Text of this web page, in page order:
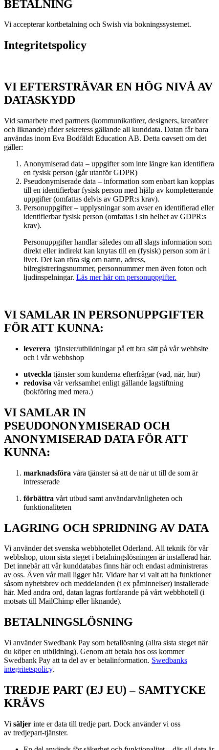
BETALNING
Vi accepterar kortbetalning och Swish via bokningssystemet.
Integritetspolicy
VI EFTERSTRÄVAR EN HÖG NIVÅ AV
DATASKYDD
Vid samarbete med partners (kommunikatörer, designers, kreatörer
och liknande) råder sekretess gällande all kunddata. Datan får bara
användas inom Eva Bodfäldt Education AB. Detta oavsett om det
gäller:
Anonymiserad data – uppgifter som inte längre kan identifiera
en fysisk person (går utanför GDPR)
Pseudonymiserade data – information som enbart kan kopplas
till en identifierbar fysisk person med hjälp av kompletterande
uppgifter (omfattas delvis av GDPR:s krav).
Personuppgifter – upplysningar som avser en identifierad eller
identifierbar fysisk person (omfattas i sin helhet av GDPR:s
krav).
Personuppgifter handlar således om all slags information som
direkt eller indirekt kan knytas till en (fysisk) person som är i
livet. Det kan röra sig om namn, adress,
bilregistreringsnummer, personnummer men även foton och
ljudinspelningar. Läs mer här om personuppgifter.
VI SAMLAR IN PERSONUPPGIFTER
FÖR ATT KUNNA:
leverera tjänster/utbildningar på ett bra sätt på vår webbsite
och i vår webbshop
utveckla tjänster som kunderna efterfrågar (vad, när, hur)
redovisa vår verksamhet enligt gällande lagstiftning
(bokföring med mera.)
VI SAMLAR IN
PSEUDONONYMISERAD OCH
ANONYMISERAD DATA FÖR ATT
KUNNA:
marknadsföra våra tjänster så att de når ut till de som är
intresserade
förbättra vårt utbud samt användarvänligheten och
funktionaliteten
LAGRING OCH SPRIDNING AV DATA
Vi använder det svenska webbhotellet Oderland. All teknik för vår
webbshop, utom sista steget i betalningslösningen är installerad här.
Det innebär att vår kunddatabas finns här och endast administreras
av oss. Även vår mail ligger här. Vidare har vi valt att ha funktioner
såsom nyhetsbrev och meddelanden (t ex påminnelser) installerade
här. Med andra ord, datan lagras fortfarande på vårt webbhotell (i
motsats till MailChimp eller liknande).
BETALNINGSLÖSNING
Vi använder Swedbank Pay som betallösning (allra sista steget när
du köper en utbildning). Genom att betala hos oss kommer
Swedbank Pay att ta del av er betalinformation. Swedbanks
integritetspolicy.
TREDJE PART (EJ EU) – SAMTYCKE
KRÄVS
Vi säljer inte er data till tredje part. Dock använder vi oss
av tredjepart-tjänster.